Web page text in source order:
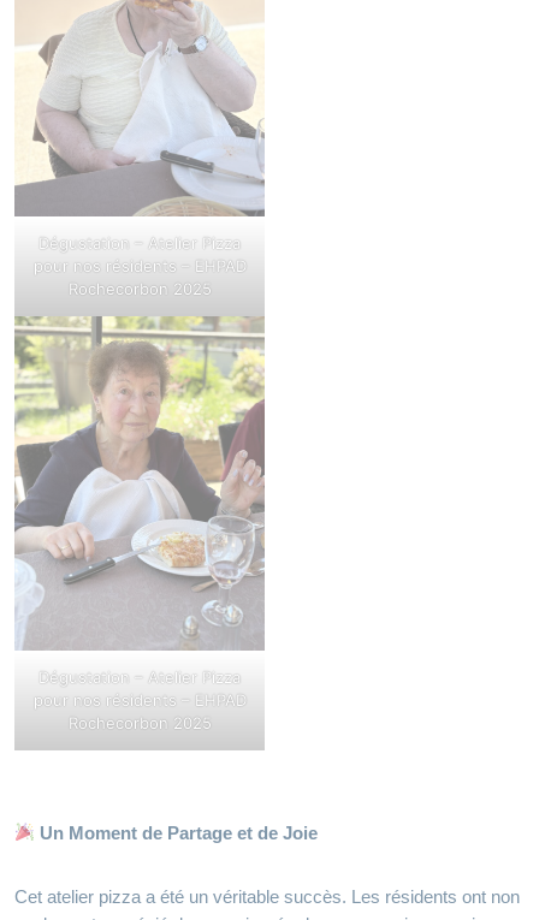
Dégustation – Atelier Pizza
pour nos résidents – EHPAD
Rochecorbon 2025
Dégustation – Atelier Pizza
pour nos résidents – EHPAD
Rochecorbon 2025
Un Moment de Partage et de Joie
Cet atelier pizza a été un véritable succès. Les résidents ont non